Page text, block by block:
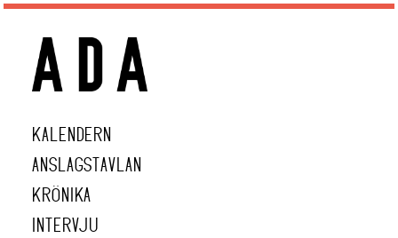
KALENDERN
ANSLAGSTAVLAN
KRÖNIKA
INTERVJU